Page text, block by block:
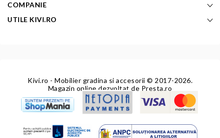
COMPANIE
UTILE KIVI.RO
Kivi.ro - Mobilier gradina si accesorii © 2017-2026.
Magazin online dezvoltat de Presta.ro